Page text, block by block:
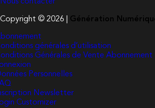
Copyright © 2026 | Génération
générales d’utilisation
Générales de Vente Abonnement
Personnelles
Newsletter
Customizer